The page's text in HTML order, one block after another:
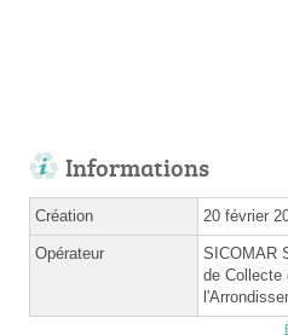
Informations
Création 20 février
Opérateur
SICOMAR
de Collecte